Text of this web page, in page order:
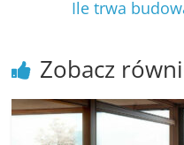
Ile trwa
Zobacz